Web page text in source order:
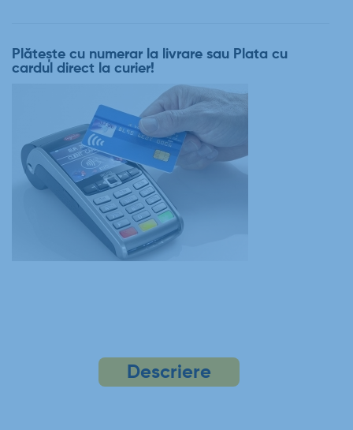
Plătește cu numerar la livrare sau Plata cu
cardul direct la curier!
Descriere